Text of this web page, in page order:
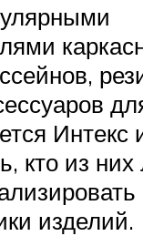
кто из
изделий.